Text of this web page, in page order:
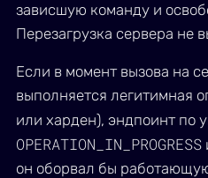
зависшую команду и
Перезагрузка сервера не
Если в момент вызова на
выполняется легитимная
или харден), эндпоинт по
OPERATION_IN_PROGRESS
он оборвал бы